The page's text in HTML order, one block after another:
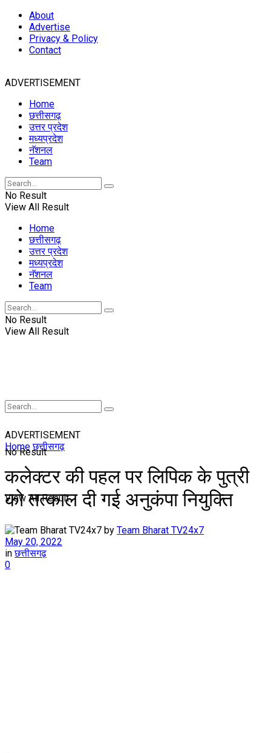
About
Advertise
Privacy & Policy
Contact
ADVERTISEMENT
Home
छत्तीसगढ़
उत्तर प्रदेश
मध्यप्रदेश
नॅशनल
Team
No Result
View All Result
Home
छत्तीसगढ़
उत्तर प्रदेश
मध्यप्रदेश
नॅशनल
Team
No Result
View All Result
No Result
View All Result
ADVERTISEMENT
Home छत्तीसगढ़
कलेक्टर की पहल पर लिपिक के पुत्री
को तत्काल दी गई अनुकंपा नियुक्ति
by Team Bharat TV24x7
May 20, 2022
in छत्तीसगढ़
0